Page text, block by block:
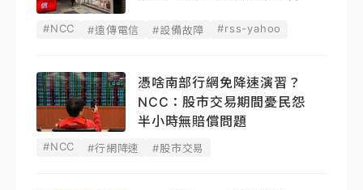
#NCC #遠傳電信 #設備故障 #rss-yahoo
憑啥南部行網免降速演習？
NCC：股市交易期間憂民怨
半小時無賠償問題
#NCC #行網降速 #股市交易